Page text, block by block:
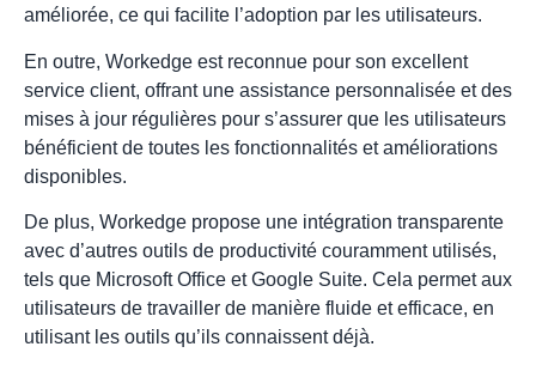
améliorée, ce qui facilite l’adoption par les utilisateurs.
En outre, Workedge est reconnue pour son excellent
service client, offrant une assistance personnalisée et des
mises à jour régulières pour s’assurer que les utilisateurs
bénéficient de toutes les fonctionnalités et améliorations
disponibles.
De plus, Workedge propose une intégration transparente
avec d’autres outils de productivité couramment utilisés,
tels que Microsoft Office et Google Suite. Cela permet aux
utilisateurs de travailler de manière fluide et efficace, en
utilisant les outils qu’ils connaissent déjà.